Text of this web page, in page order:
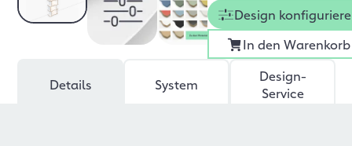
Design
In den Warenkorb
Details System
Design-
Service